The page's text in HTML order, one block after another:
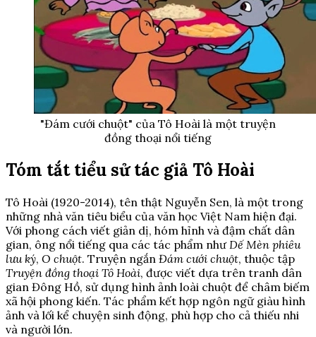
"Đám cưới chuột" của Tô Hoài là một truyện
đồng thoại nổi tiếng
Tóm tắt tiểu sử tác giả Tô Hoài
Tô Hoài (1920-2014), tên thật Nguyễn Sen, là một trong
những nhà văn tiêu biểu của văn học Việt Nam hiện đại.
Với phong cách viết giản dị, hóm hỉnh và đậm chất dân
gian, ông nổi tiếng qua các tác phẩm như Dế Mèn phiêu
lưu ký, O chuột. Truyện ngắn Đám cưới chuột, thuộc tập
Truyện đồng thoại Tô Hoài, được viết dựa trên tranh dân
gian Đông Hồ, sử dụng hình ảnh loài chuột để châm biếm
xã hội phong kiến. Tác phẩm kết hợp ngôn ngữ giàu hình
ảnh và lối kể chuyện sinh động, phù hợp cho cả thiếu nhi
và người lớn.